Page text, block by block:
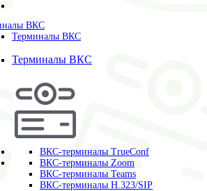
ВКС
Терминалы ВКС
Терминалы ВКС
ВКС-терминалы TrueConf
ВКС-терминалы Zoom
ВКС-терминалы Teams
ВКС-терминалы H.323/SIP